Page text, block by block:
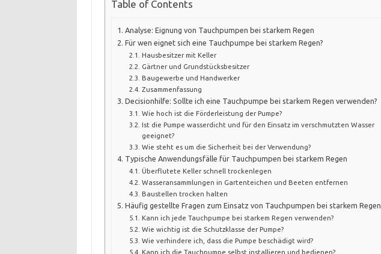
Table of Contents
Analyse: Eignung von Tauchpumpen bei starkem Regen
Für wen eignet sich eine Tauchpumpe bei starkem Regen?
Hausbesitzer mit Keller
Gärtner und Grundstücksbesitzer
Baugewerbe und Handwerker
Zusammenfassung
Decisionhilfe: Sollte ich eine Tauchpumpe bei starkem Regen verwenden?
Wie hoch ist die Förderleistung der Pumpe?
Ist die Pumpe wasserdicht und für den Einsatz im verschmutzten Wasser
geeignet?
Wie steht es um die Sicherheit bei der Verwendung?
Typische Anwendungsfälle für Tauchpumpen bei starkem Regen
Überflutete Keller schnell trockenlegen
Wasseransammlungen in Gartenteichen und Beeten entfernen
Baustellen trocken halten
Häufig gestellte Fragen zum Einsatz von Tauchpumpen bei starkem Regen
Kann ich jede Tauchpumpe bei starkem Regen verwenden?
Wie wichtig ist die Schutzklasse der Pumpe?
Wie verhindere ich, dass die Pumpe beschädigt wird?
Kann ich die Tauchpumpe selbst installieren und bedienen?